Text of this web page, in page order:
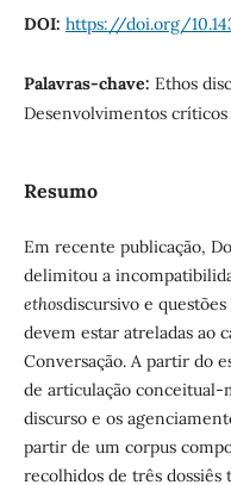
DOI: https://doi.org/
Palavras-chave: Ethos
Desenvolvimentos críticos
Resumo
Em recente publicação,
delimitou a
ethosdiscursivo e
devem estar atreladas ao
Conversação. A partir do
de articulação conceitual-
discurso e os
partir de um corpus
recolhidos de três dossiês